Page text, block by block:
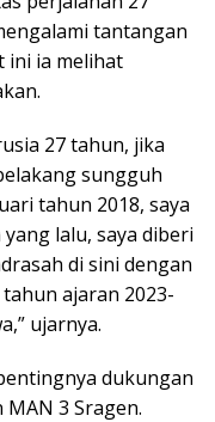
tantangan
ini ia melihat
27 tahun, jika
sungguh
tahun 2018, saya
lalu, saya diberi
di sini dengan
ajaran 2023-
ujarnya.
dukungan
3 Sragen.